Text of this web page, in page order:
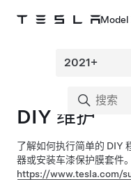
Model
DIY 维护
了解如何执行简单的 DIY
器或安装车漆保护膜套件
https://www.tesla.com/